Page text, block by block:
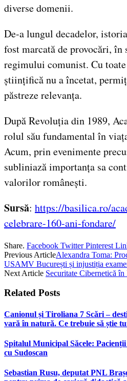
diverse domenii.
De-a lungul decadelor,
fost marcată de provocări,
regimului comunist. Cu
științifică nu a încetat,
păstreze relevanța.
După Revoluția din 1989,
rolul său fundamental în
Acum, prin evenimente
subliniază importanța sa
valorilor românești.
Sursă: https://basilica.ro/
celebrare-160-ani-fondare/
Share. Facebook Twitter Pinterest
Previous ArticleAlexandra Toma:
USAMV București și injustiția
Next Article Securitate Cibernetică
Related Posts
Canionul și Tiroliana 7 Scări –
vară în natură. Ce trebuie să știe
Spitalul Municipal Săcele:
cu Sudoscan
Sebastian Rusu, deputat PNL